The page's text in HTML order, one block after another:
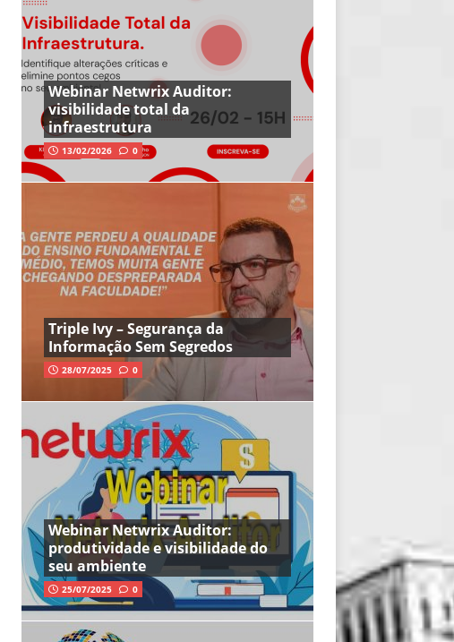
Webinar Netwrix Auditor:
visibilidade total da
infraestrutura
13/02/2026 0
Triple Ivy – Segurança da
Informação Sem Segredos
28/07/2025 0
Webinar Netwrix Auditor:
produtividade e visibilidade do
seu ambiente
25/07/2025 0